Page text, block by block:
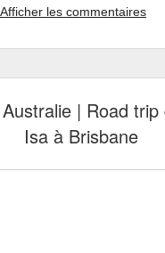
Afficher les commentaires
| Road
Isa à Brisbane